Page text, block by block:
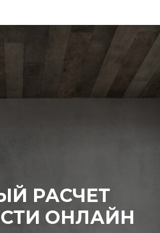
РАСЧЕТ
ОНЛАЙН